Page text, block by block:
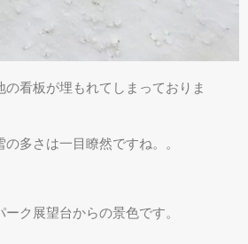
看板が埋もれてしまっておりま
多さは一目瞭然ですね。。
ク展望台からの景色です。